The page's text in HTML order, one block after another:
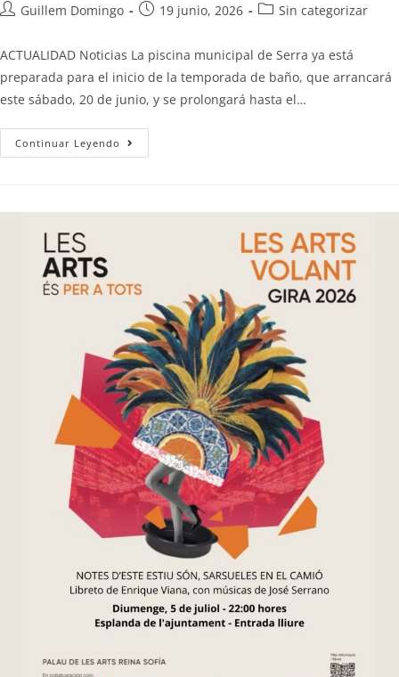
Guillem Domingo 19 junio, 2026 Sin categorizar
ACTUALIDAD Noticias La piscina municipal de Serra ya está
preparada para el inicio de la temporada de baño, que arrancará
este sábado, 20 de junio, y se prolongará hasta el…
Continuar Leyendo